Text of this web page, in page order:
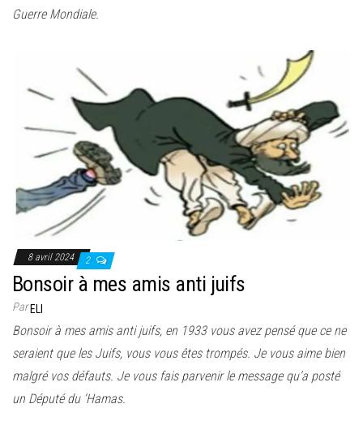
Guerre Mondiale.
8 avril 2024 2
Bonsoir à mes amis anti juifs
ParELI
Bonsoir à mes amis anti juifs, en 1933 vous avez pensé que ce ne
seraient que les Juifs, vous vous êtes trompés. Je vous aime bien
malgré vos défauts. Je vous fais parvenir le message qu’a posté
un Député du ‘Hamas.